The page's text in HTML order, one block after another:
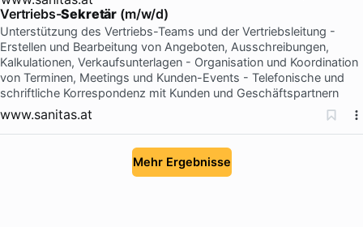
Vertriebs-Sekretär (m/w/d)
Unterstützung des Vertriebs-Teams und der Vertriebsleitung -
Erstellen und Bearbeitung von Angeboten, Ausschreibungen,
Kalkulationen, Verkaufsunterlagen - Organisation und Koordination
von Terminen, Meetings und Kunden-Events - Telefonische und
schriftliche Korrespondenz mit Kunden und Geschäftspartnern
www.sanitas.at
Mehr Ergebnisse